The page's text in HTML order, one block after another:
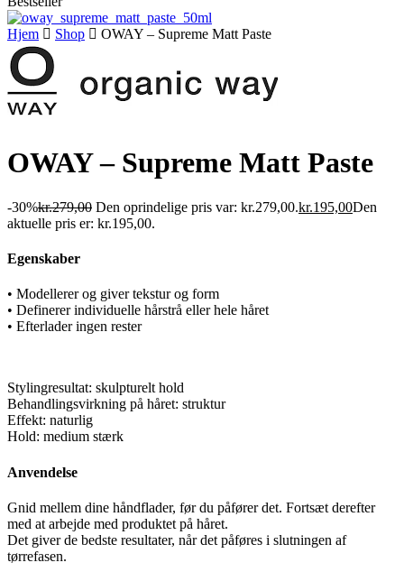
Hjem Shop OWAY – Supreme Matt Paste
OWAY – Supreme Matt Paste
-30%kr.279,00 Den oprindelige pris var: kr.279,00.kr.195,00Den
aktuelle pris er: kr.195,00.
Egenskaber
• Modellerer og giver tekstur og form
• Definerer individuelle hårstrå eller hele håret
• Efterlader ingen rester
Stylingresultat: skulpturelt hold
Behandlingsvirkning på håret: struktur
Effekt: naturlig
Hold: medium stærk
Anvendelse
Gnid mellem dine håndflader, før du påfører det. Fortsæt derefter
med at arbejde med produktet på håret.
Det giver de bedste resultater, når det påføres i slutningen af ​​
tørrefasen.